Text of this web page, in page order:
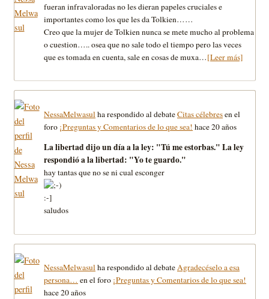
fueran infravaloradas no les dieran papeles cruciales e
importantes como los que les da Tolkien……
Creo que la mujer de Tolkien nunca se mete mucho al problema
o cuestion….. osea que no sale todo el tiempo pero las veces
que es tomada en cuenta, sale en cosas de muxa…[Leer más]
NessaMelwasulha respondido al debateCitas célebresen el
foro ¡Preguntas y Comentarios de lo que sea! hace 20 años
La libertad dijo un dí­a a la ley: "Tú me estorbas." La ley
respondió a la libertad: "Yo te guardo."
hay tantas que no se ni cual esconger
:-]
saludos
NessaMelwasulha respondido al debateAgradecéselo a esa
persona… en el foro ¡Preguntas y Comentarios de lo que sea!
hace 20 años